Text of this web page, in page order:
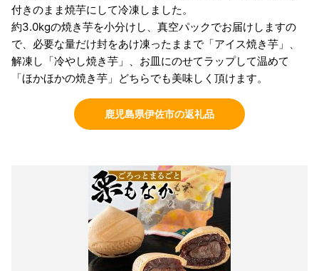
付きのまま焼芋にして冷凍しました。
約3.0kgの焼き芋を小分けし、真空パックでお届けしますの
で、必要な量だけ封をあけ凍ったままで「アイス焼き芋」、
解凍し「冷やし焼き芋」、お皿にのせてラップして温めて
「ほかほかの焼き芋」どちらでも美味しく頂けます。
鹿児島県伊佐市の返礼品